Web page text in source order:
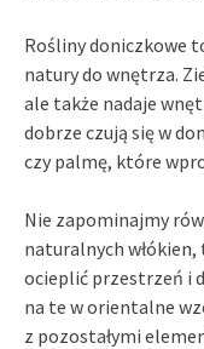
Rośliny doniczkowe
natury do wnętrza.
ale także nadaje
dobrze czują się w
czy palmę, które
Nie zapominajmy
naturalnych włókien,
ocieplić przestrzeń i
na te w orientalne
z pozostałymi